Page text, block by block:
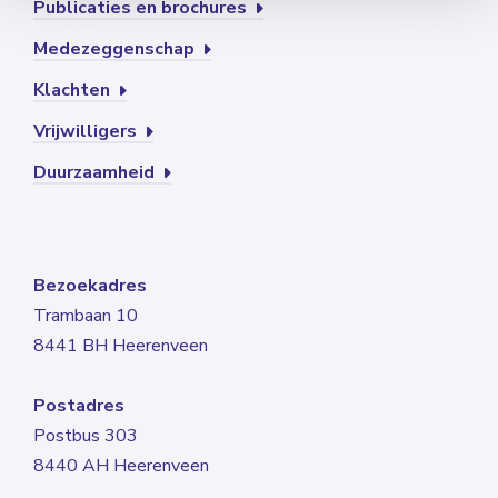
Publicaties en brochures
Medezeggenschap
Klachten
Vrijwilligers
Duurzaamheid
Bezoekadres
Trambaan 10
8441 BH Heerenveen
Postadres
Postbus 303
8440 AH Heerenveen